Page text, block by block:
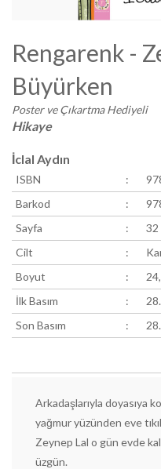
Rengarenk -
Büyürken
Poster ve Çıkartma Hediyeli
Hikaye
İclal Aydın
ISBN :
Barkod
:
Sayfa
:
32
Cilt
:
Boyut
:
İlk Basım
:
Son Basım
:
Arkadaşlarıyla doyasıya
yağmur yüzünden eve
Zeynep Lal o gün evde
üzgün.